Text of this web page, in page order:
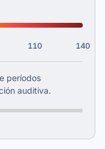
110 140
períodos
auditiva.